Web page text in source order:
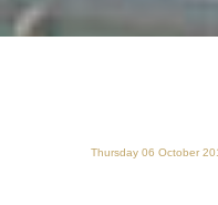
Thursday 06 October